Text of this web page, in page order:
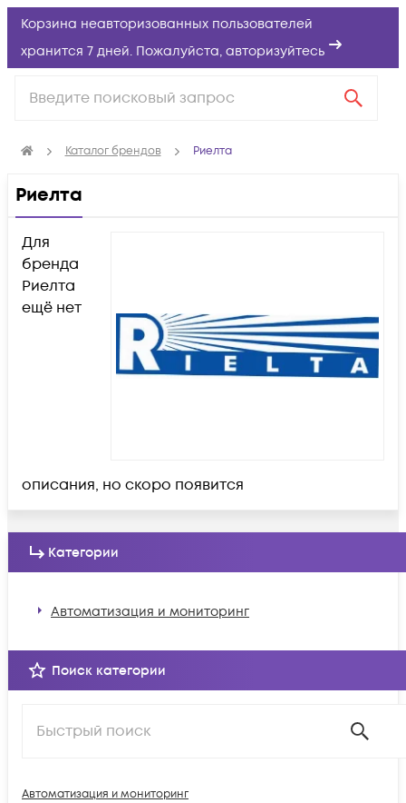
Корзина неавторизованных пользователей
хранится 7 дней. Пожалуйста, авторизуйтесь
Каталог брендов Риелта
Риелта
Для
бренда
Риелта
ещё нет
описания, но скоро появится
Категории
Автоматизация и мониторинг
Поиск категории
Автоматизация и мониторинг